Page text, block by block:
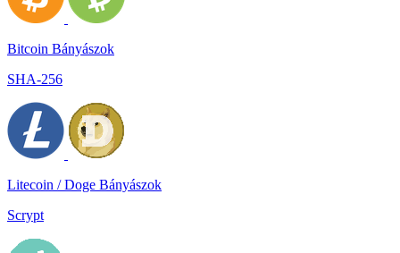
Bitcoin Bányászok
SHA-256
Litecoin / Doge Bányászok
Scrypt